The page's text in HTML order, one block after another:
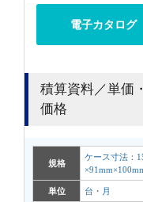
電子カタログ
積算資料／単価
価格
規格
ケース寸法：
単位 台・月